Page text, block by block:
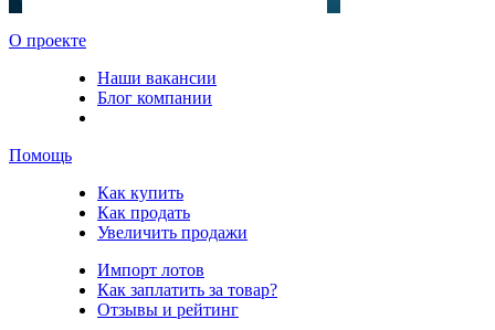
О проекте
Наши вакансии
Блог компании
Помощь
Как купить
Как продать
Увеличить продажи
Импорт лотов
Как заплатить за товар?
Отзывы и рейтинг